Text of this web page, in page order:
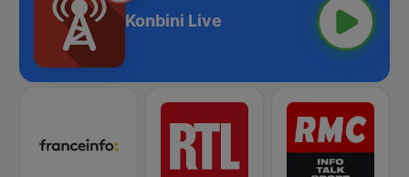
Konbini Live